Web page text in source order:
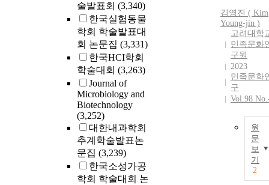
술발표회 (3,340)
한국실험동물
학회 학술발표대
회 논문집 (3,331)
한국HCI학회
학술대회 (3,263)
Journal of
Microbiology and
Biotechnology
(3,252)
대한내과학회
추계학술발표논
문집 (3,239)
한국소성가공
학회 학술대회 논
김영진 ( Kim
Young-jin )
고려대학
민족문화
구원
2023
민족문화
구
Vol.98
원
문
보
기
2